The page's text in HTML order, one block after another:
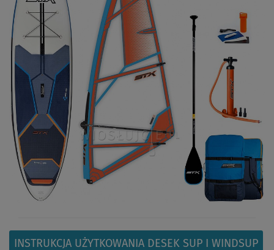
INSTRUKCJA UŻYTKOWANIA DESEK SUP I WINDSUP